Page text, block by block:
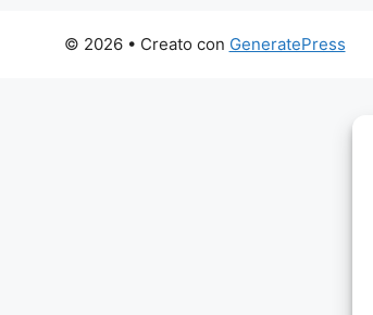
© 2026 • Creato con GeneratePress